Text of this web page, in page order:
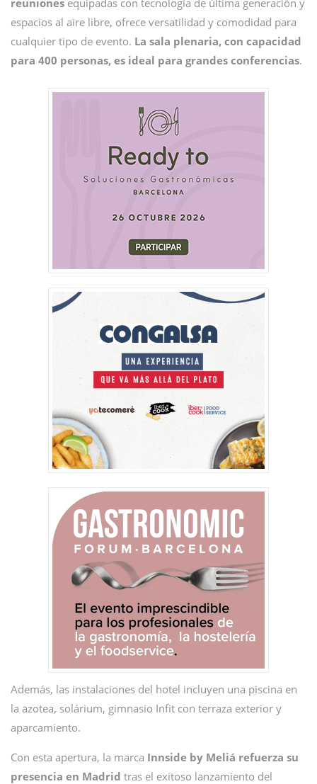
reuniones equipadas con tecnología de última generación y
espacios al aire libre, ofrece versatilidad y comodidad para
cualquier tipo de evento. La sala plenaria, con capacidad
para 400 personas, es ideal para grandes conferencias.
Además, las instalaciones del hotel incluyen una piscina en
la azotea, solárium, gimnasio Infit con terraza exterior y
aparcamiento.
Con esta apertura, la marca Innside by Meliá refuerza su
presencia en Madrid tras el exitoso lanzamiento del